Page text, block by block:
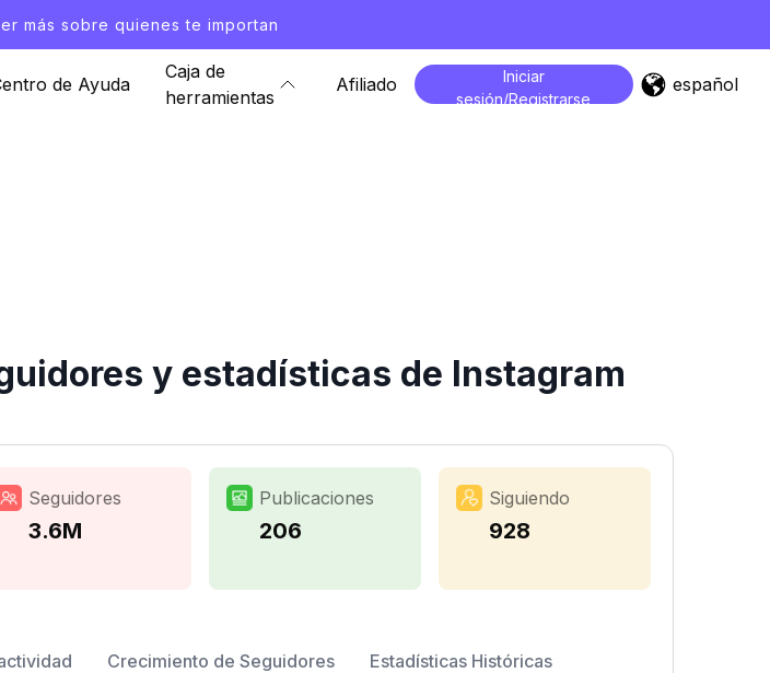
más sobre quienes te importan
de Ayuda
Caja de
herramientas
Afiliado
Iniciar
sesión/Registrarse
español
y estadísticas de Instagram
Seguidores
3.6M
Publicaciones
206
Siguiendo
928
Crecimiento de Seguidores Estadísticas Históricas